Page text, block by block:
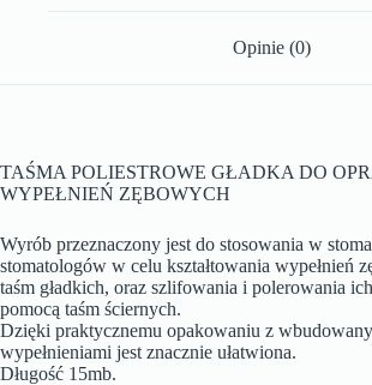
Opinie (0)
TAŚMA POLIESTROWE GŁADKA DO
WYPEŁNIEŃ ZĘBOWYCH
Wyrób przeznaczony jest do stosowania w
stomatologów w celu kształtowania wypełnień
taśm gładkich, oraz szlifowania i polerowania
pomocą taśm ściernych.
Dzięki praktycznemu opakowaniu z
wypełnieniami jest znacznie ułatwiona.
Długość 15mb.